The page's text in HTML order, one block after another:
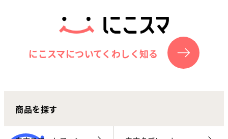
サポートセンター
お客さまの声
にこスマ通信
マイページ
にこスマについてくわしく知る
商品を探す